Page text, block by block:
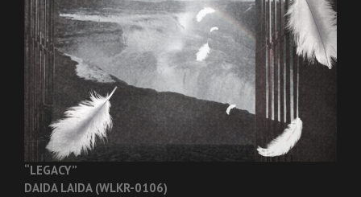
“LEGACY”
DAIDA LAIDA (WLKR-0106)